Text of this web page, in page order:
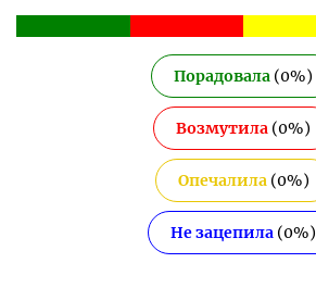
Порадовала (0%)
Возмутила (0%)
Опечалила(0%)
Не зацепила (0%)